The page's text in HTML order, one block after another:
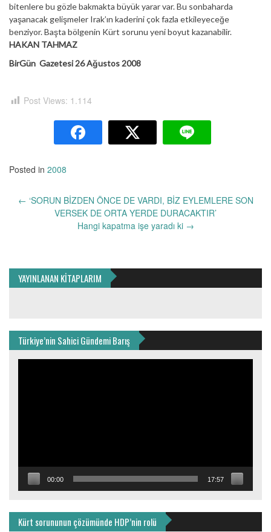
bitenlere bu gözle bakmakta büyük yarar var. Bu sonbaharda
yaşanacak gelişmeler Irak’ın kaderini çok fazla etkileyeceğe
benziyor. Başta bölgenin Kürt sorunu yeni boyut kazanabilir.
HAKAN TAHMAZ
BirGün Gazetesi 26 Ağustos 2008
Post Views: 1.114
Posted in 2008
Yazı
← ‘SORUN BİZDEN ÖNCE DE VARDI, BİZ EYLEMLERE SON
VERSEK DE ORTA YERDE DURACAKTIR’
Hangi kapatma işe yaradı ki →
YAYINLANAN KİTAPLARIM
Türkiye’nin Sahici Gündemi Barış
00:00 17:57
Kürt sorununun çözümünde HDP’nin rolü